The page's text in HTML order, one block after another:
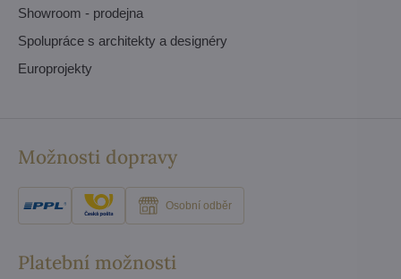
Showroom - prodejna
Spolupráce s architekty a designéry
Europrojekty
Možnosti dopravy
Osobní odběr
Platební možnosti